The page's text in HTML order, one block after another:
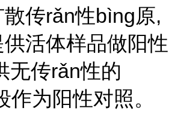
传rǎn性bìng原,
活体样品做阳性
无传rǎn性的
作为阳性对照。